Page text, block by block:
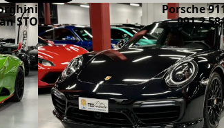
STO
Porsche
991.2